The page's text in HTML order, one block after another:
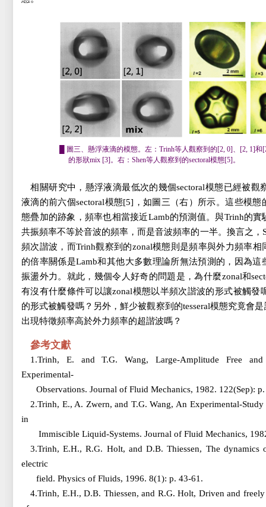
█ 圖三、懸浮液滴的模態。左：Trinh等人觀察到的[2, 0]、[2, 1]
的形狀mix [3]。右：Shen等人觀察到的sectoral模態[5]。
相關研究中，懸浮液滴最低次的幾個sectoral模態已經被觀
液滴的前六個sectoral模態[5]，如圖三（右）所示。這些模
態疊加的跡象，頻率也相當接近Lamb的預測值。與Trinh的
共振頻率不等於音波的頻率，而是音波頻率的一半。換言之，
頻次諧波，而Trinh觀察到的zonal模態則是頻率與外力頻率
的倍率關係是Lamb和其他大多數理論所無法預測的，因為
振盪外力。就此，幾個令人好奇的問題是，為什麼zonal和
有沒有什麼條件可以讓zonal模態以半頻次諧波的形式被觸發
的形式被觸發嗎？另外，鮮少被觀察到的tesseral模態究竟會
出現特徵頻率高於外力頻率的超諧波嗎？
參考文獻
1.Trinh, E. and T.G. Wang, Large-Amplitude Free
Experimental-
Observations. Journal of Fluid Mechanics, 1982. 122(Sep):
2.Trinh, E., A. Zwern, and T.G. Wang, An Experimental-
in
Immiscible Liquid-Systems. Journal of Fluid Mechanics,
3.Trinh, E.H., R.G. Holt, and D.B. Thiessen, The dynamics
electric
field. Physics of Fluids, 1996. 8(1): p. 43-61.
4.Trinh, E.H., D.B. Thiessen, and R.G. Holt, Driven and